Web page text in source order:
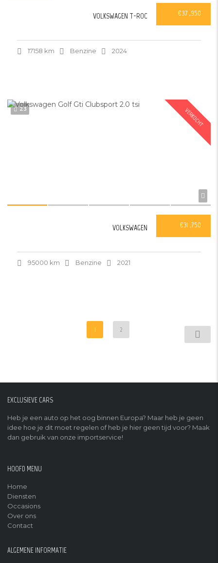
€37 ,950
VOLKSWAGEN T-ROC
17158 km Benzine 2024
VERKOCHT
23
€31 ,750
VOLKSWAGEN
95000 km Benzine 2021
1 2
EXCLUSIEVE CARS
Heb je een auto op het oog binnen Europa? Maar heb je geen
idee hoe je dit moet regelen of heb je hier geen tijd voor? Maak
dan gebruik van onze importservice!
HOOFD MENU
Home
Diensten
Occasions
Over ons
Contact
ALGEMENE INFORMATIE